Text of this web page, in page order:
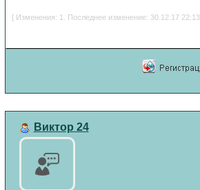
[ Изменения: 1. Последнее изменение: 30.12.17
Виктор 24